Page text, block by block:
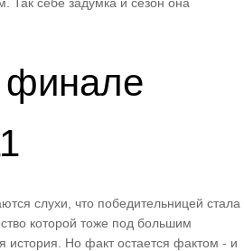
финале
слухи, что победительницей стала
которой тоже под большим
история. Но факт остается фактом - и